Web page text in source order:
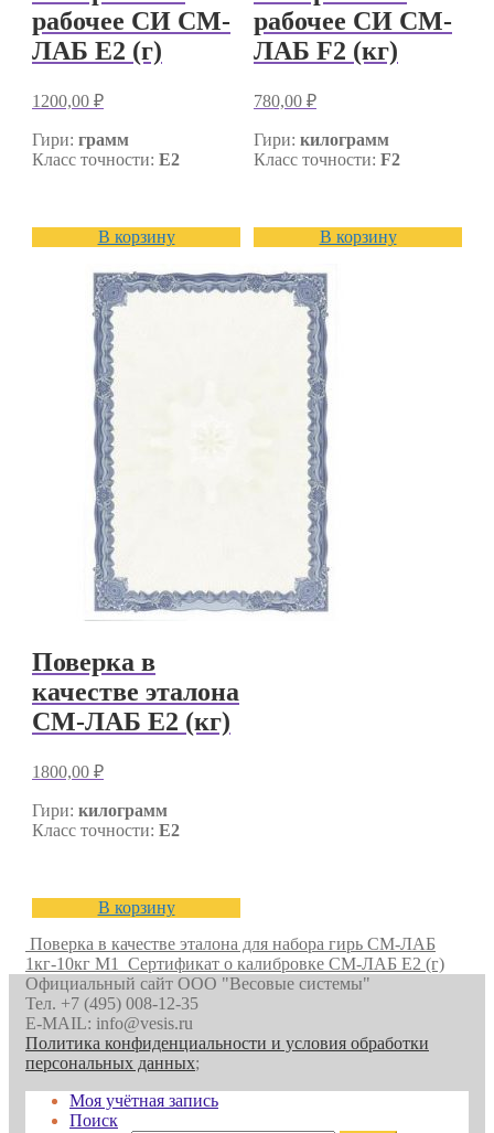
рабочее СИ СМ-
ЛАБ E2 (г)
1200,00 ₽
Гири: грамм
Класс точности: E2
В корзину
рабочее СИ СМ-
ЛАБ F2 (кг)
780,00 ₽
Гири: килограмм
Класс точности: F2
В корзину
Поверка в
качестве эталона
СМ-ЛАБ E2 (кг)
1800,00 ₽
Гири: килограмм
Класс точности: E2
В корзину
Поверка в качестве эталона для набора гирь СМ-ЛАБ
1кг-10кг M1
Сертификат о калибровке СМ-ЛАБ E2 (г)
Официальный сайт ООО "Весовые системы"
Тел. +7 (495) 008-12-35
E-MAIL: info@vesis.ru
Политика конфиденциальности и условия обработки
персональных данных;
Моя учётная запись
Поиск